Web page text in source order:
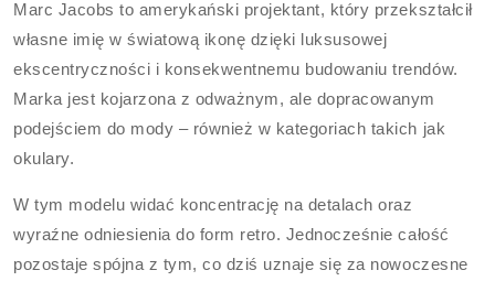
Marc Jacobs to amerykański projektant, który przekształcił
własne imię w światową ikonę dzięki luksusowej
ekscentryczności i konsekwentnemu budowaniu trendów.
Marka jest kojarzona z odważnym, ale dopracowanym
podejściem do mody – również w kategoriach takich jak
okulary.
W tym modelu widać koncentrację na detalach oraz
wyraźne odniesienia do form retro. Jednocześnie całość
pozostaje spójna z tym, co dziś uznaje się za nowoczesne